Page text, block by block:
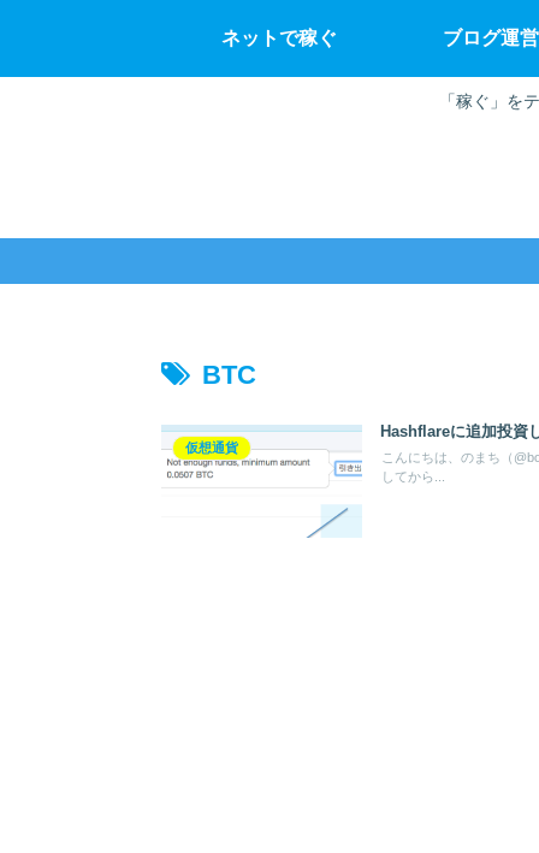
「稼ぐ」を
ネットで稼ぐ ブログ運営
BTC
仮想通貨
Hashflareに追加投資
こんにちは、のまち（
してから...